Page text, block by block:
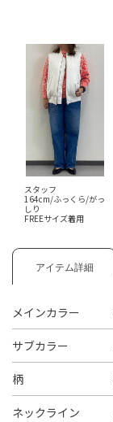
スタッフ
164cm/ふっくら/がっ
しり
FREEサイズ着用
アイテム詳細
メインカラー
サブカラー
柄
ネックライン